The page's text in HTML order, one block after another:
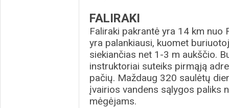
FALIRAKI
Faliraki pakrantė yra 14 km
yra palankiausi, kuomet
siekiančias net 1-3 m aukščio.
instruktoriai suteiks pirmąją
pačių. Maždaug 320 saulėtų
įvairios vandens sąlygos paliks
mėgėjams.